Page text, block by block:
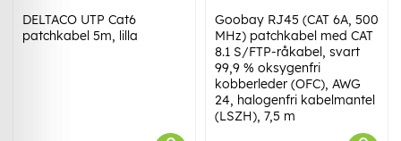
DELTACO UTP Cat6
patchkabel 5m, lilla
Goobay RJ45 (CAT 6A, 500
MHz) patchkabel med CAT
8.1 S/FTP-råkabel, svart
99,9 % oksygenfri
kobberleder (OFC), AWG
24, halogenfri kabelmantel
(LSZH), 7,5 m